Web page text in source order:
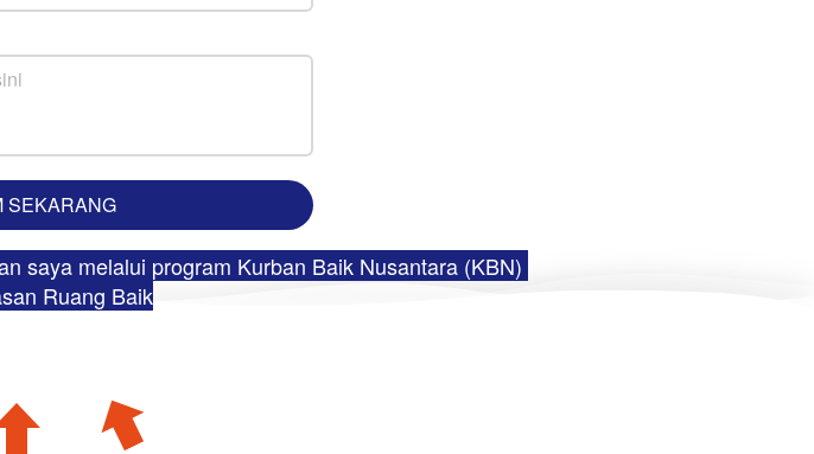
SEKARANG
saya melalui program Kurban Baik Nusantara (KBN)
Ruang Baik